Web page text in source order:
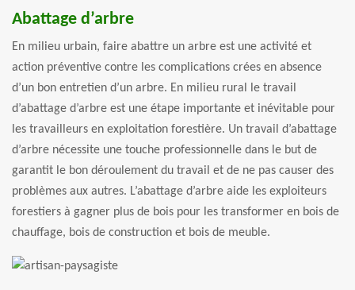
Abattage d’arbre
En milieu urbain, faire abattre un arbre est une activité et
action préventive contre les complications crées en absence
d’un bon entretien d’un arbre. En milieu rural le travail
d’abattage d’arbre est une étape importante et inévitable pour
les travailleurs en exploitation forestière. Un travail d’abattage
d’arbre nécessite une touche professionnelle dans le but de
garantit le bon déroulement du travail et de ne pas causer des
problèmes aux autres. L’abattage d’arbre aide les exploiteurs
forestiers à gagner plus de bois pour les transformer en bois de
chauffage, bois de construction et bois de meuble.